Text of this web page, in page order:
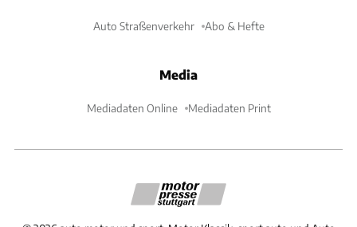
Auto Straßenverkehr Abo & Hefte
Media
Mediadaten Online Mediadaten Print